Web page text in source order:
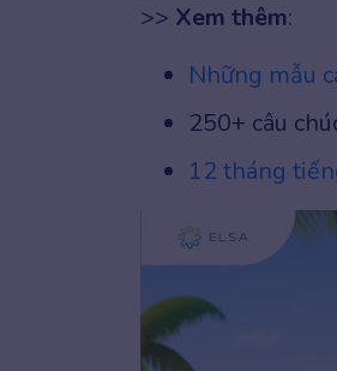
>> Xem thêm:
Những mẫu
250+ câu
12 tháng